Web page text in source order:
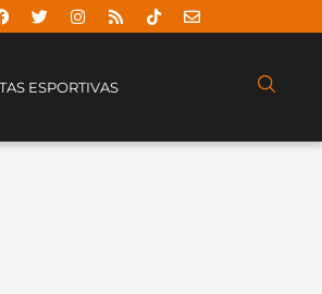
ESPORTIVAS